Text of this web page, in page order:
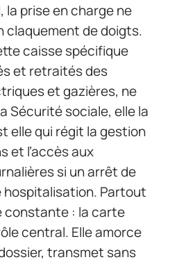
la prise en charge ne
claquement de doigts.
caisse spécifique
et retraités des
et gazières, ne
Sécurité sociale, elle la
elle qui régit la gestion
et l’accès aux
si un arrêt de
hospitalisation. Partout
constante : la carte
central. Elle amorce
transmet sans